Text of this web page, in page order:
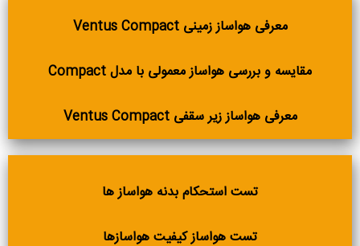
معرفی هواساز زمینی Ventus Compact
مقایسه و بررسی هواساز معمولی با مدل Compact
معرفی هواساز زیر سقفی Ventus Compact
تست استحکام بدنه هواساز ها
تست هواساز کیفیت هواسازها